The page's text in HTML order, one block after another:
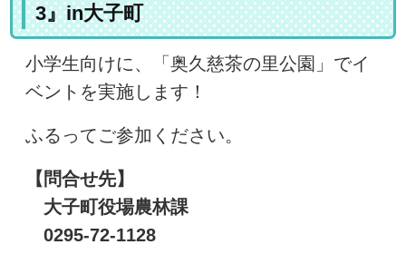
3』in大子町
小学生向けに、「奥久慈茶の里公園」でイ
ベントを実施します！
ふるってご参加ください。
【問合せ先】
大子町役場農林課
0295-72-1128